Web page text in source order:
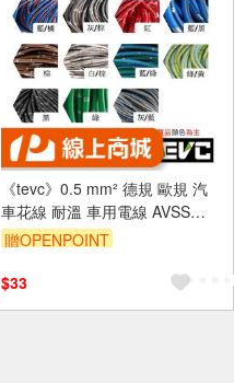
《tevc》0.5 mm² 德規 歐規 汽
車花線 耐溫 車用電線 AVSS
20AWG 花線 車用配線 機車
贈OPENPOINT
$33